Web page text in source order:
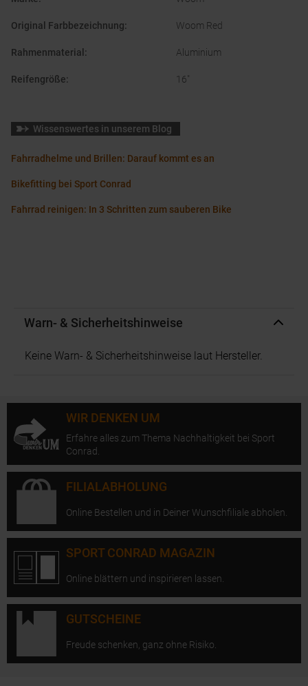
Original Farbbezeichnung: Woom Red
Rahmenmaterial : Aluminium
Reifengröße: 16"
Wissenswertes in unserem Blog
Fahrradhelme und Brillen: Darauf kommt es an
Bikefitting bei Sport Conrad
Fahrrad reinigen: In 3 Schritten zum sauberen Bike
Warn- & Sicherheitshinweise
Keine Warn- & Sicherheitshinweise laut Hersteller.
WIR DENKEN UM
Erfahre alles zum Thema Nachhaltigkeit bei Sport
Conrad.
FILIALABHOLUNG
Online Bestellen und in Deiner Wunschfiliale abholen.
SPORT CONRAD MAGAZIN
Online blättern und inspirieren lassen.
GUTSCHEINE
Freude schenken, ganz ohne Risiko.